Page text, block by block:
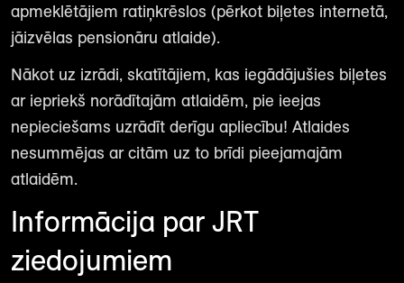
apmeklētājiem ratiņkrēslos (pērkot biļetes internetā,
jāizvēlas pensionāru atlaide).
Nākot uz izrādi, skatītājiem, kas iegādājušies biļetes
ar iepriekš norādītajām atlaidēm, pie ieejas
nepieciešams uzrādīt derīgu apliecību! Atlaides
nesummējas ar citām uz to brīdi pieejamajām
atlaidēm.
Informācija par JRT
ziedojumiem